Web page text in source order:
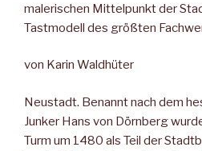
malerischen Mittelpunkt der
Tastmodell des größten
von Karin Waldhüter
Neustadt. Benannt nach dem
Junker Hans von Dörnberg
Turm um 1480 als Teil der